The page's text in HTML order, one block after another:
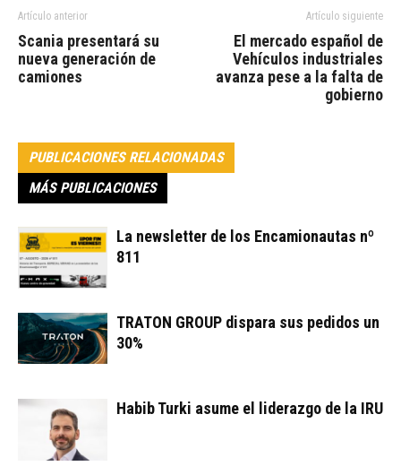
Artículo anterior
Scania presentará su
nueva generación de
camiones
Artículo siguiente
El mercado español de
Vehículos industriales
avanza pese a la falta de
gobierno
PUBLICACIONES RELACIONADAS
MÁS PUBLICACIONES
La newsletter de los Encamionautas nº
811
TRATON GROUP dispara sus pedidos un
30%
Habib Turki asume el liderazgo de la IRU